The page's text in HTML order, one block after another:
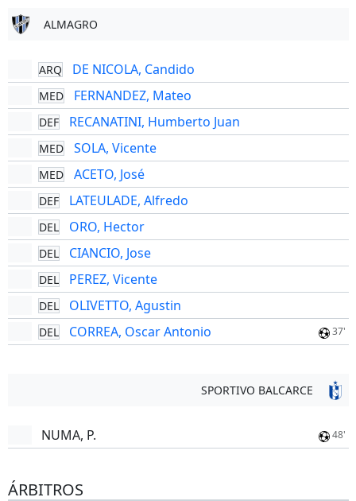
ALMAGRO
ARQ DE NICOLA, Candido
MED FERNANDEZ, Mateo
DEF RECANATINI, Humberto Juan
MED SOLA, Vicente
MED ACETO, José
DEF LATEULADE, Alfredo
DEL ORO, Hector
DEL CIANCIO, Jose
DEL PEREZ, Vicente
DEL OLIVETTO, Agustin
DEL CORREA, Oscar Antonio 37'
SPORTIVO BALCARCE
NUMA, P. 48'
ÁRBITROS